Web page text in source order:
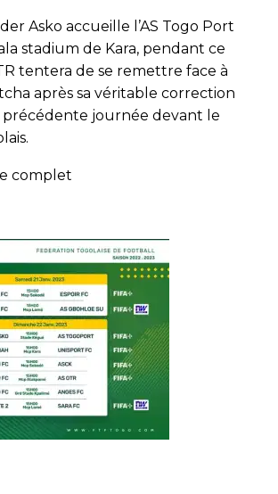
Asko accueille l’AS Togo Port
stadium de Kara, pendant ce
tentera de se remettre face à
après sa véritable correction
précédente journée devant le
complet